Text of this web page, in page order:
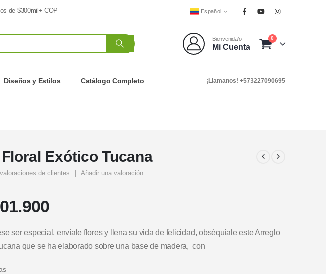
de $300mil+ COP Español
Bienvenida/o
Mi Cuenta
0
Diseños y Estilos Catálogo Completo ¡Llamanos! +573227090695
Exótico Tucana
valoraciones de clientes Añadir una valoración
ser especial, envíale flores y llena su vida de felicidad, obséquiale este Arreglo
que se ha elaborado sobre una base de madera, con